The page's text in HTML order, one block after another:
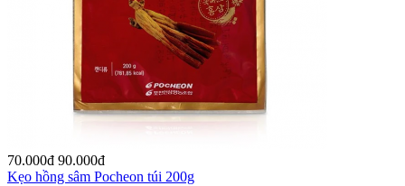
70.000đ 90.000đ
Kẹo hồng sâm Pocheon túi 200g